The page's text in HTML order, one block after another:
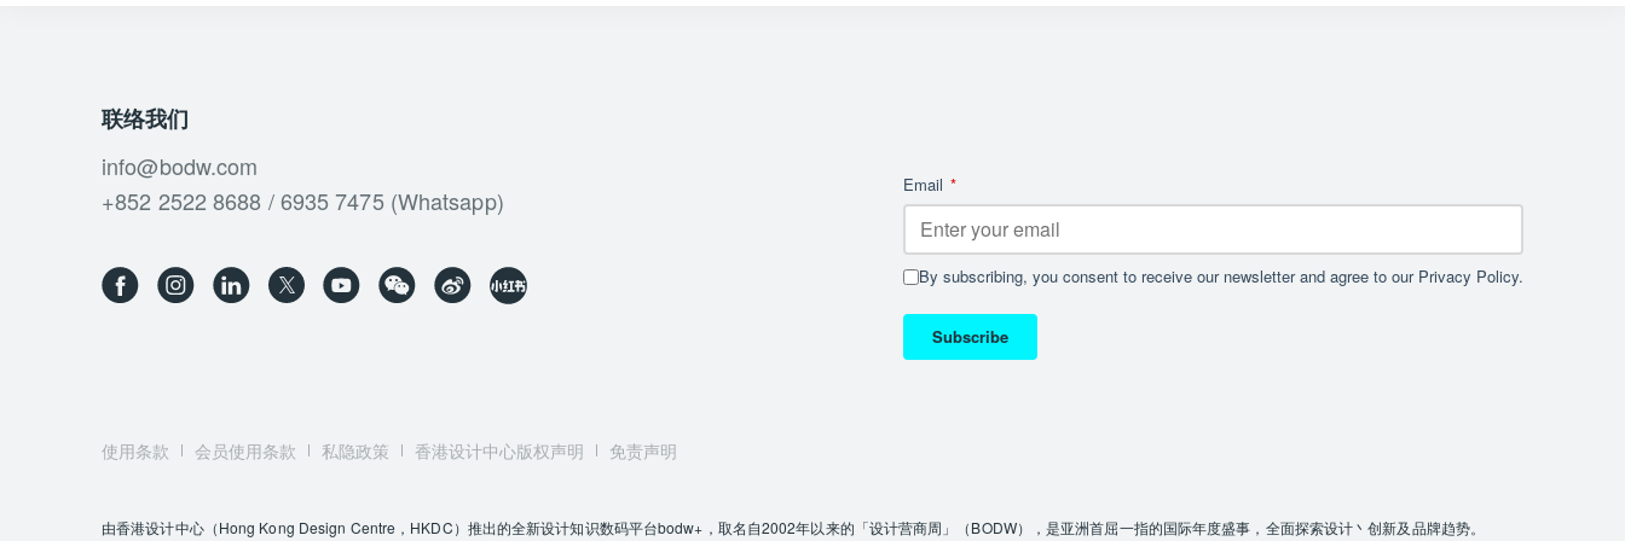
联络我们
info@bodw.com
+852 2522 8688 / 6935 7475 (Whatsapp)
Email *
By subscribing, you consent to receive our newsletter and agree to our Privacy Policy.
Subscribe
使用条款 会员使用条款 私隐政策 香港设计中心版权声明 免责声明
由香港设计中心（Hong Kong Design Centre，HKDC）推出的全新设计知识数码平台bodw+，取名自2002年以来的「设计营商周」（BODW），是亚洲首屈一指的国际年度盛事，全面探索设计丶创新及品牌趋势。